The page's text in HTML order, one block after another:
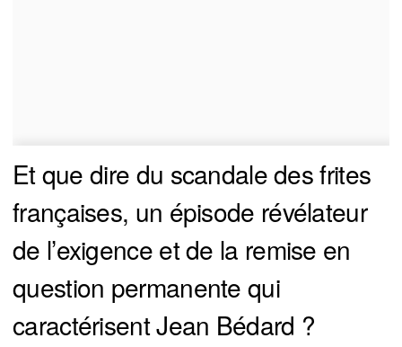
Et que dire du scandale des frites
françaises, un épisode révélateur
de l’exigence et de la remise en
question permanente qui
caractérisent Jean Bédard ?